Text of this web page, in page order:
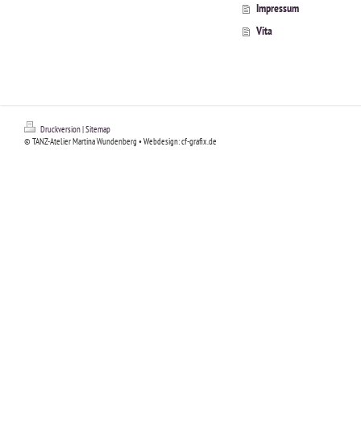
Impressum
Vita
Druckversion|Sitemap
© TANZ-Atelier Martina Wundenberg • Webdesign: cf-grafix.de